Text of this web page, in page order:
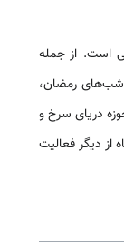
است. از جمله
شب­‌های رمضان،
دریای سرخ و
از دیگر فعالیت­‌